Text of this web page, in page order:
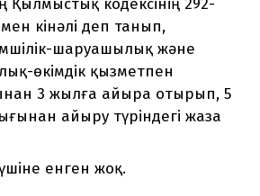
Қылмыстық кодексінің 292-
кінәлі деп танып,
шаруашылық және
өкімдік қызметпен
3 жылға айыра отырып, 5
айыру түріндегі жаза
енген жоқ.